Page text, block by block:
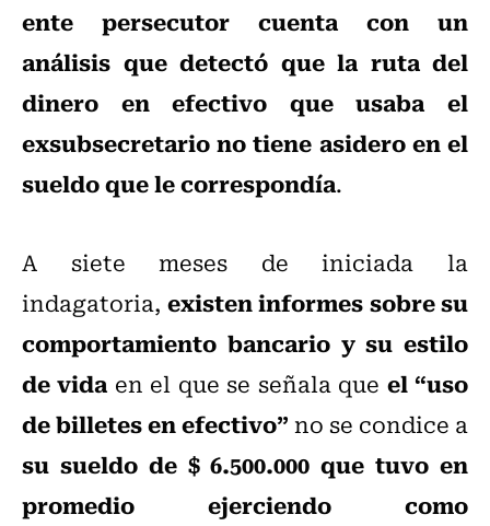
ente persecutor cuenta con un
análisis que detectó que la ruta del
dinero en efectivo que usaba el
exsubsecretario no tiene asidero en el
sueldo que le correspondía.
A siete meses de iniciada la
indagatoria, existen informes sobre su
comportamiento bancario y su estilo
de vida en el que se señala que el “uso
de billetes en efectivo”no se condice a
su sueldo de $ 6.500.000 que tuvo en
promedio ejerciendo como